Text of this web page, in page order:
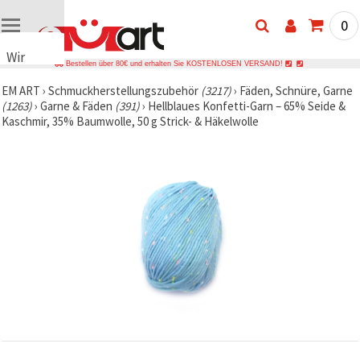
Wir
Cookies
🍪 Wir
verwenden
0
Bestellen über 80€ und erhalten Sie KOSTENLOSEN VERSAND!
EM ART › Schmuckherstellungszubehör (3217)› Fäden, Schnüre, Garne
(1263)› Garne & Fäden (391)› Hellblaues Konfetti-Garn – 65% Seide &
Kaschmir, 35% Baumwolle, 50 g Strick- & Häkelwolle